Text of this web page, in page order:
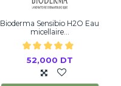
Bioderma Sensibio H2O Eau
micellaire...
52,000 DT